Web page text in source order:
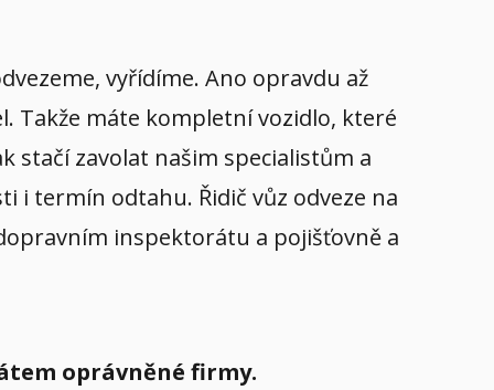
vyřídíme. Ano opravdu až
Takže máte kompletní vozidlo, které
stačí zavolat našim specialistům a
i termín odtahu. Řidič vůz odveze na
inspektorátu a pojišťovně a
oprávněné firmy.